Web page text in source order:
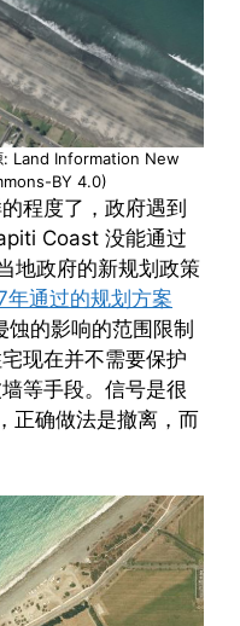
Land Information New
BY 4.0)
程度了，政府遇到
Coast 没能通过
地政府的新规划政策
年通过的规划方案
蚀的影响的范围限制
现在并不需要保护
等手段。信号是很
正确做法是撤离，而